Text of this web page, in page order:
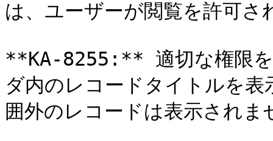
は、ユーザーが閲覧を許可
**KA-8255:** 適切な権限を
ダ内のレコードタイトルを
囲外のレコードは表示されま